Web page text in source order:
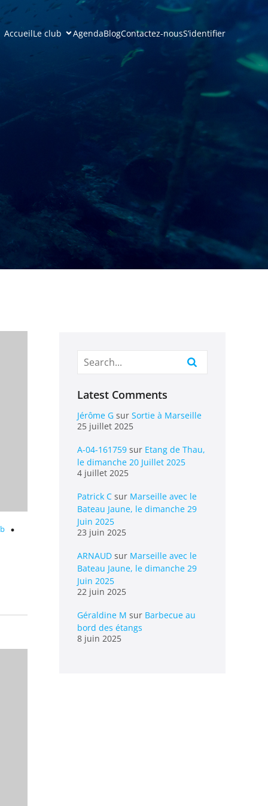
AccueilLe club AgendaBlogContactez-nousS’identifier
Latest Comments
Jérôme G sur Sortie à Marseille
25 juillet 2025
A-04-161759 sur Etang de Thau,
le dimanche 20 Juillet 2025
4 juillet 2025
Patrick C sur Marseille avec le
Bateau Jaune, le dimanche 29
Juin 2025
23 juin 2025
ARNAUD sur Marseille avec le
Bateau Jaune, le dimanche 29
Juin 2025
22 juin 2025
Géraldine M sur Barbecue au
bord des étangs
8 juin 2025